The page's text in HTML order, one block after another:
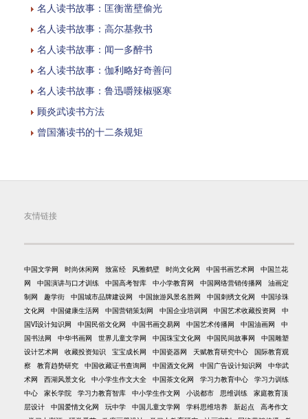
名人读书故事：匡衡凿壁偷光
名人读书故事：高尔基救书
名人读书故事：闻一多醉书
名人读书故事：伽利略好奇善问
名人读书故事：鲁迅嚼辣椒驱寒
顾炎武读书方法
曾国藩读书的十二条规矩
友情链接
中国文学网 时尚休闲网 致富经 风雅鹤壁 时尚文化网 中国书画艺术网
中国兰花
网
中国演讲与口才训练 中国高考智库 中小学教育网 中国网络营销传播网
油画定
制网
趣学街 中国城市品牌建设网 中国旅游风景名胜网 中国刺绣文化网
中国珍珠
文化网
中国健康生活网 中国营销策划网 中国企业培训网 中国艺术收藏投资网
中
国VI设计知识网
中国民俗文化网 中国书画交易网 中国艺术传播网 中国油画网
中
国书法网
中华书画网 世界儿童文学网 中国珠宝文化网 中国民间故事网
中国雕塑
设计艺术网
收藏投资知识 宝宝成长网 中国瓷器网 天赋教育研究中心
国际教育观
察
教育趋势研究 中国收藏证书查询网 中国酒文化网 中国广告设计知识网
中华武
术网
西湖风景文化 中小学生作文大全 中国茶文化网 学习力教育中心
学习力训练
中心
家长学院 学习力教育智库 中小学生作文网 小说都市 思维训练
家庭教育顶
层设计
中国爱情文化网 玩中学 中国儿童文学网 学科思维培养 新起点
高考作文